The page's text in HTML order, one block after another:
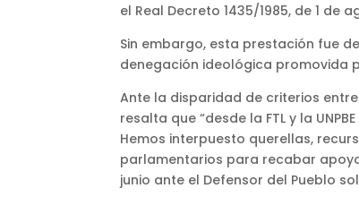
el Real Decreto 1435/1985, de 1 de
Sin embargo, esta prestación fue
denegación ideológica promovida
Ante la disparidad de criterios
resalta que “desde la FTL y la
Hemos interpuesto querellas,
parlamentarios para recabar
junio ante el Defensor del Pueblo